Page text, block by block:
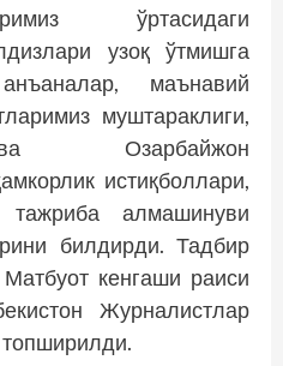
ўртасидаги
узоқ ўтмишга
маънавий
муштараклиги,
Озарбайжон
истиқболлари,
тажриба алмашинуви
билдирди. Тадбир
кенгаши раиси
Журналистлар